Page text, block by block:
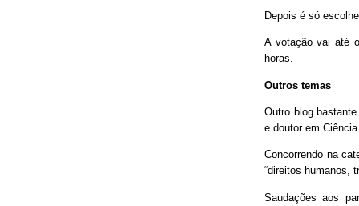
Depois é só
A votação vai até
horas.
Outros temas
Outro blog
e doutor em
Concorrendo na
“direitos humanos,
Saudações aos